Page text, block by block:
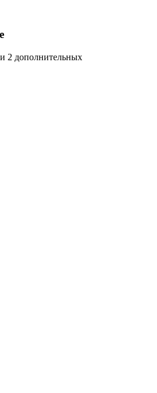
2 дополнительных